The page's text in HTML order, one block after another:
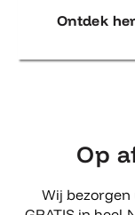
Ontdek
Op
Wij